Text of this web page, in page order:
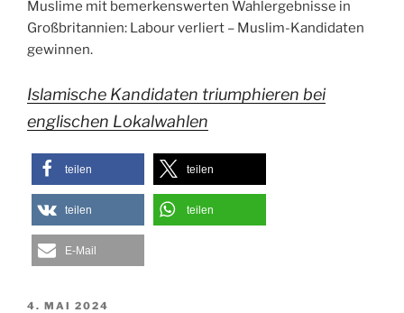
Muslime mit bemerkenswerten Wahlergebnisse in
Großbritannien: Labour verliert – Muslim-Kandidaten
gewinnen.
Islamische Kandidaten triumphieren bei
englischen Lokalwahlen
teilen teilen
teilen teilen
E-Mail
VERÖFFENTLICHT
4. MAI 2024